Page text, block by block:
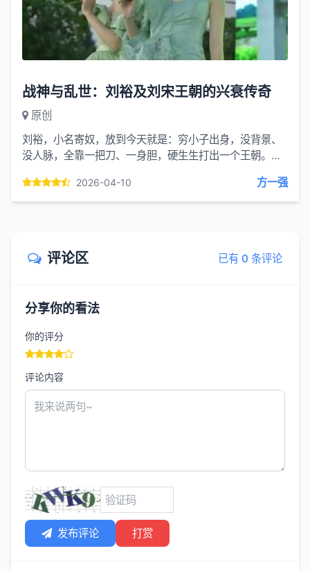
战神与乱世：刘裕及刘宋王朝的兴衰传奇
原创
刘裕，小名寄奴，放到今天就是：穷小子出身，没背景、
没人脉，全靠一把刀、一身胆，硬生生打出一个王朝。他
掉了六位皇帝...2026-04-10 方一强
评论区 已有 0 条评论
分享你的看法
你的评分
评论内容
发布评论 打赏